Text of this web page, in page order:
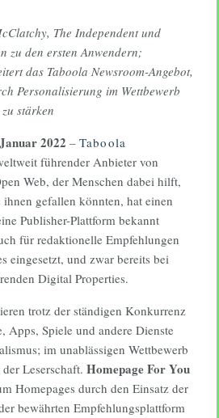
The Independent und
zu den ersten Anwendern;
das Taboola Newsroom-Angebot,
Personalisierung im Wettbewerb
stärken
2022 – Taboola
führender Anbieter von
Web, der Menschen dabei hilft,
gefallen könnten, hat einen
Publisher-Plattform bekannt
für redaktionelle Empfehlungen
eingesetzt, und zwar bereits bei
Digital Properties.
trotz der ständigen Konkurrenz
Apps, Spiele und andere Dienste
im unablässigen Wettbewerb
Leserschaft. Homepage For You
Homepages durch den Einsatz der
bewährten Empfehlungsplattform